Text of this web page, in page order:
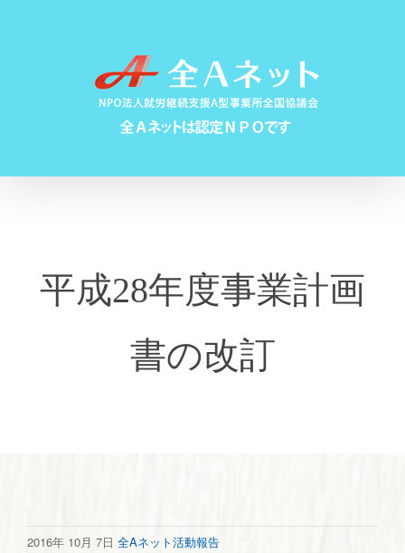
平成28年度事業計画
書の改訂
2016年 10月 7日 全Aネット活動報告